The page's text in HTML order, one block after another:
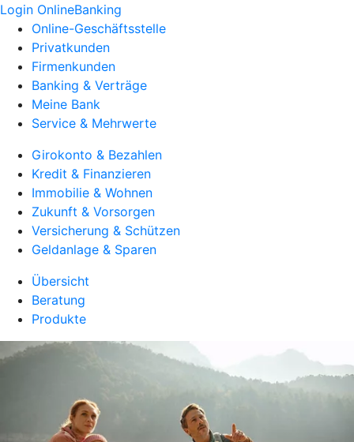
Login OnlineBanking
Online-Geschäftsstelle
Privatkunden
Firmenkunden
Banking & Verträge
Meine Bank
Service & Mehrwerte
Girokonto & Bezahlen
Kredit & Finanzieren
Immobilie & Wohnen
Zukunft & Vorsorgen
Versicherung & Schützen
Geldanlage & Sparen
Übersicht
Beratung
Produkte